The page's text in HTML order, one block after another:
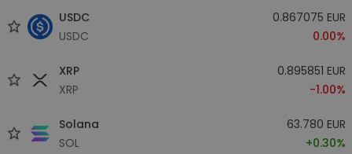
USDC
USDC
0.867075 EUR
0.00%
XRP
XRP
0.895851 EUR
-1.00%
Solana
SOL
63.780 EUR
+0.30%